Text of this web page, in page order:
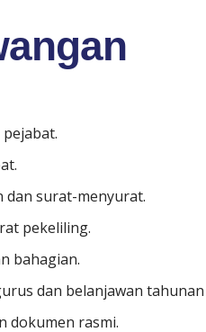
surat-menyurat.
pekeliling.
bahagian.
dan belanjawan
dokumen rasmi.